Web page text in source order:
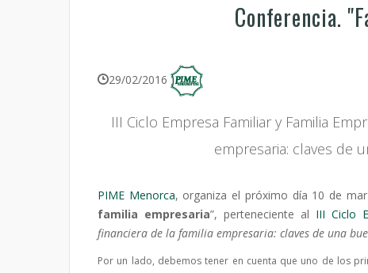
Conferencia.
29/02/2016
III Ciclo Empresa Familiar y Familia
empresaria: claves de
PIME Menorca, organiza el próximo día 10 de
familia empresaria”, perteneciente al III Ciclo
financiera de la familia empresaria: claves de una
Por un lado, debemos tener en cuenta que uno de los